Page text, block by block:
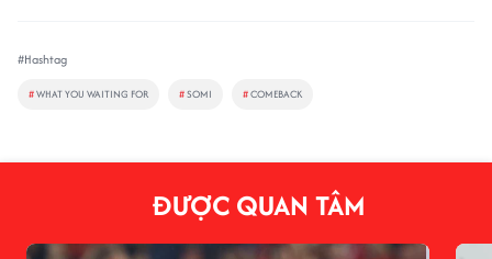
#Hashtag
#WHAT YOU WAITING FOR #SOMI #COMEBACK
ĐƯỢC QUAN TÂM